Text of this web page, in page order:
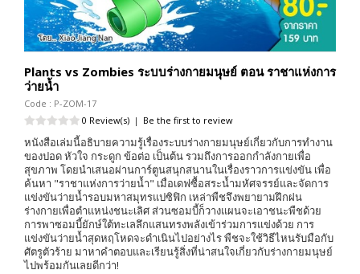
Plants vs Zombies ระบบร่างกายมนุษย์ ตอน ราชาแห่งการ
ว่ายน้ำ
Code : P-ZOM-17
0 Review(s) | Be the first to review
หนังสือเล่มนี้อธิบายความรู้เรื่องระบบร่างกายมนุษย์เกี่ยวกับการทำงาน
ของปอด หัวใจ กระดูก ข้อต่อ เป็นต้น รวมถึงการออกกำลังกายเพื่อ
สุขภาพ โดยนำเสนอผ่านการ์ตูนสนุกสนานในเรื่องราวการแข่งขัน เพื่อ
ค้นหา "ราชาแห่งการว่ายน้ำ" เมื่อเดฟซื้อสระน้ำมหัศจรรย์และจัดการ
แข่งขันว่ายน้ำรอบมหาสมุทรแปซิฟิก เหล่าพืชจึงพยายามฝึกฝน
ร่างกายเพื่อตำแหน่งชนะเลิศ ส่วนซอมบี้ก็วางแผนจะเอาชนะพืชด้วย
การพาซอมบี้ยักษ์ใต้ทะเลลึกแสนทรงพลังเข้าร่วมการแข่งด้วย การ
แข่งขันว่ายน้ำสุดหฤโหดจะดำเนินไปอย่างไร พืชจะใช้วิธีไหนรับมือกับ
ศัตรูตัวร้าย มาหาคำตอบและเรียนรู้สิ่งที่น่าสนใจเกี่ยวกับร่างกายมนุษย์
ไปพร้อมกันเลยดีกว่า!